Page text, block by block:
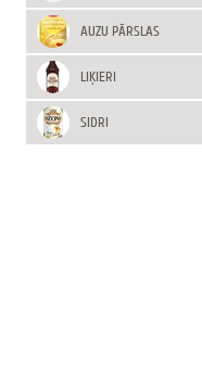
AUZU PĀRSLAS
LIĶIERI
SIDRI